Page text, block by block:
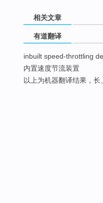
相关文章
有道翻译
inbuilt speed-throttling
内置速度节流装置
以上为机器翻译结果，长